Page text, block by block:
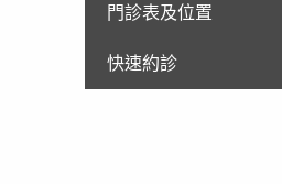
門診表及位置
快速約診